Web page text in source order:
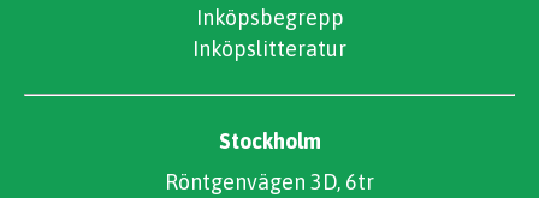
Inköpsbegrepp
Inköpslitteratur
Stockholm
Röntgenvägen 3D, 6tr